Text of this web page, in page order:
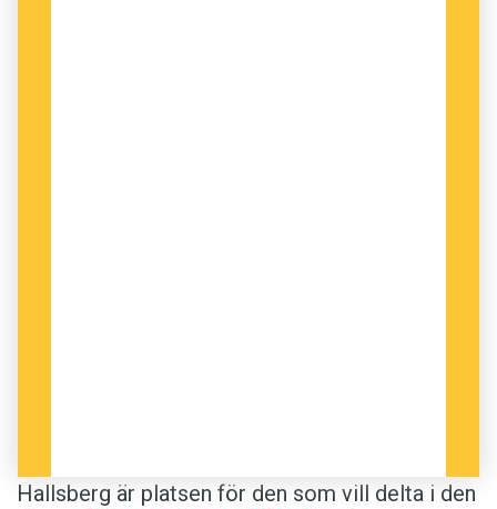
Hallsberg är platsen för den som vill delta i den